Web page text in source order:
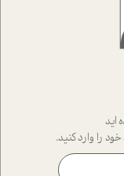
اید
را وارد کنید.